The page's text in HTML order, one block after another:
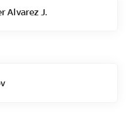
Alvarez J.